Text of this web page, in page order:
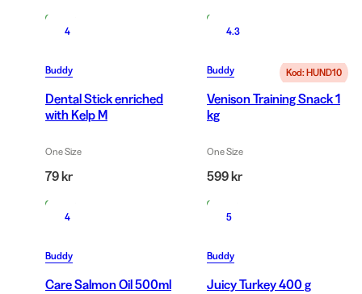
4
Buddy
Dental Stick enriched
with Kelp M
One Size
79 kr
Kod: HUND10
4.3
Buddy
Venison Training Snack 1
kg
One Size
599 kr
4
Buddy
Care Salmon Oil 500ml
5
Buddy
Juicy Turkey 400 g